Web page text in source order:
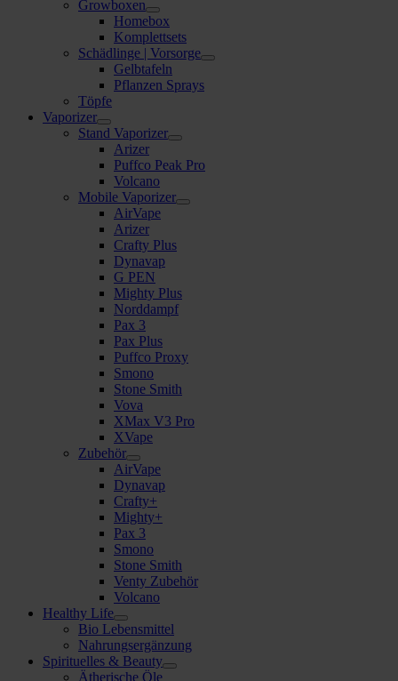
Growboxen
Homebox
Komplettsets
Schädlinge | Vorsorge
Gelbtafeln
Pflanzen Sprays
Töpfe
Vaporizer
Stand Vaporizer
Arizer
Puffco Peak Pro
Volcano
Mobile Vaporizer
AirVape
Arizer
Crafty Plus
Dynavap
G PEN
Mighty Plus
Norddampf
Pax 3
Pax Plus
Puffco Proxy
Smono
Stone Smith
Vova
XMax V3 Pro
XVape
Zubehör
AirVape
Dynavap
Crafty+
Mighty+
Pax 3
Smono
Stone Smith
Venty Zubehör
Volcano
Healthy Life
Bio Lebensmittel
Nahrungsergänzung
Spirituelles & Beauty
Ätherische Öle